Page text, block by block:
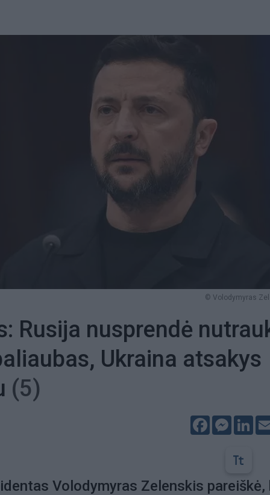
© Volodymyras
Rusija nusprendė
Ukraina atsakys
(5)
Facebook
Volodymyras Zelenskis pareiškė,